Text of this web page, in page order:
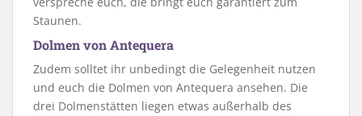
Staunen.
Dolmen von Antequera
Zudem solltet ihr unbedingt die Gelegenheit nutzen
und euch die Dolmen von Antequera ansehen. Die
drei Dolmenstätten liegen etwas außerhalb des